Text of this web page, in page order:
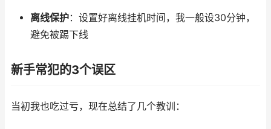
离线保护：设置好离线挂机时间，我一般设30分钟，
避免被踢下线
新手常犯的3个误区
当初我也吃过亏，现在总结了几个教训：